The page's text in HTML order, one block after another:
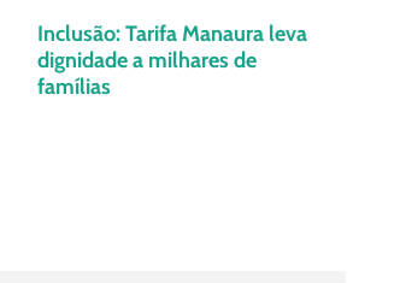
Inclusão: Tarifa Manaura leva
dignidade a milhares de
famílias